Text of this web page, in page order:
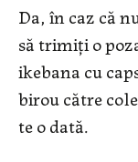
Da, în caz că
să trimiți o
ikebana cu
birou către
te o dată.